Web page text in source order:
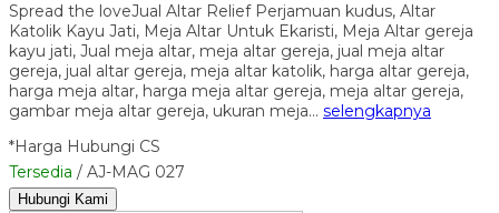
Spread the loveJual Altar Relief Perjamuan kudus, Altar
Katolik Kayu Jati, Meja Altar Untuk Ekaristi, Meja Altar gereja
kayu jati, Jual meja altar, meja altar gereja, jual meja altar
gereja, jual altar gereja, meja altar katolik, harga altar gereja,
harga meja altar, harga meja altar gereja, meja altar gereja,
gambar meja altar gereja, ukuran meja… selengkapnya
*Harga Hubungi CS
Tersedia / AJ-MAG 027
Hubungi Kami